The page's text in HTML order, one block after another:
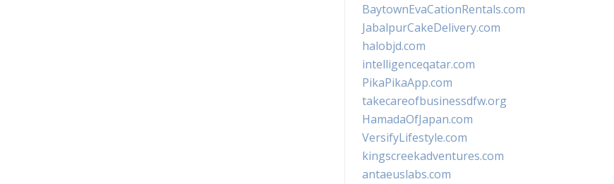
BaytownEvaCationRentals.com
JabalpurCakeDelivery.com
halobjd.com
intelligenceqatar.com
PikaPikaApp.com
takecareofbusinessdfw.org
HamadaOfJapan.com
VersifyLifestyle.com
kingscreekadventures.com
antaeuslabs.com